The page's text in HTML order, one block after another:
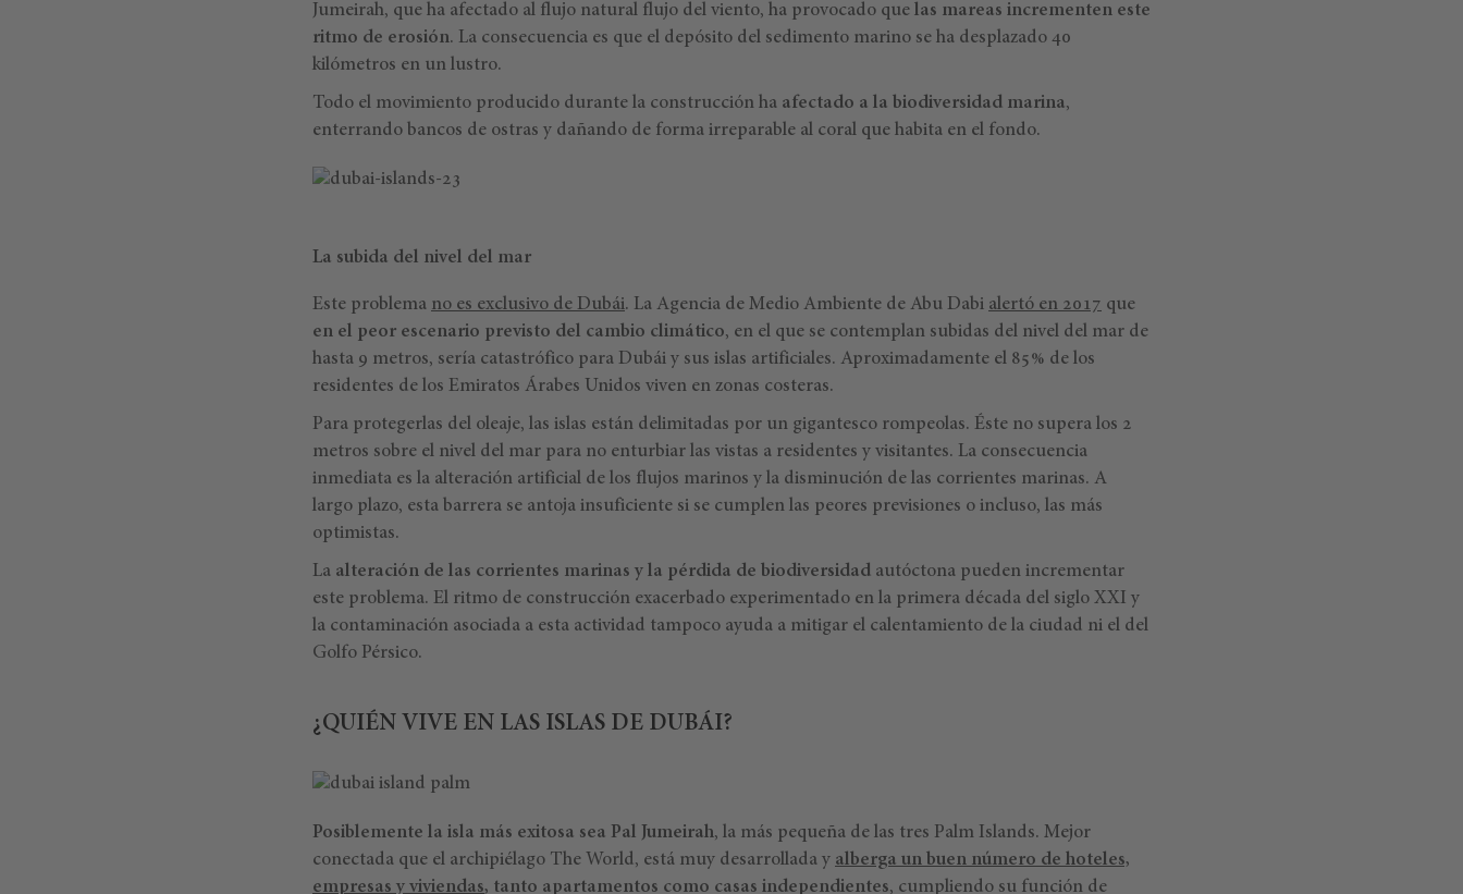
Jumeirah, que ha afectado al flujo natural flujo del viento, ha provocado que las mareas incrementen este
ritmo de erosión. La consecuencia es que el depósito del sedimento marino se ha desplazado 40
kilómetros en un lustro.
Todo el movimiento producido durante la construcción ha afectado a la biodiversidad marina,
enterrando bancos de ostras y dañando de forma irreparable al coral que habita en el fondo.
La subida del nivel del mar
Este problema no es exclusivo de Dubái. La Agencia de Medio Ambiente de Abu Dabi alertó en 2017 que
en el peor escenario previsto del cambio climático, en el que se contemplan subidas del nivel del mar de
hasta 9 metros, sería catastrófico para Dubái y sus islas artificiales. Aproximadamente el 85% de los
residentes de los Emiratos Árabes Unidos viven en zonas costeras.
Para protegerlas del oleaje, las islas están delimitadas por un gigantesco rompeolas. Éste no supera los 2
metros sobre el nivel del mar para no enturbiar las vistas a residentes y visitantes. La consecuencia
inmediata es la alteración artificial de los flujos marinos y la disminución de las corrientes marinas. A
largo plazo, esta barrera se antoja insuficiente si se cumplen las peores previsiones o incluso, las más
optimistas.
La alteración de las corrientes marinas y la pérdida de biodiversidad autóctona pueden incrementar
este problema. El ritmo de construcción exacerbado experimentado en la primera década del siglo XXI y
la contaminación asociada a esta actividad tampoco ayuda a mitigar el calentamiento de la ciudad ni el del
Golfo Pérsico.
¿QUIÉN VIVE EN LAS ISLAS DE DUBÁI?
Posiblemente la isla más exitosa sea Pal Jumeirah, la más pequeña de las tres Palm Islands. Mejor
conectada que el archipiélago The World, está muy desarrollada y alberga un buen número de hoteles,
empresas y viviendas, tanto apartamentos como casas independientes, cumpliendo su función de